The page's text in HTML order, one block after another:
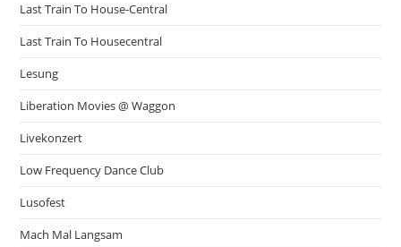
Last Train To House-Central
Last Train To Housecentral
Lesung
Liberation Movies @ Waggon
Livekonzert
Low Frequency Dance Club
Lusofest
Mach Mal Langsam